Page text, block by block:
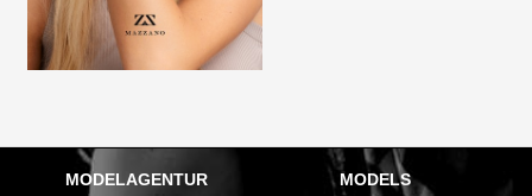
MODELAGENTUR MODELS